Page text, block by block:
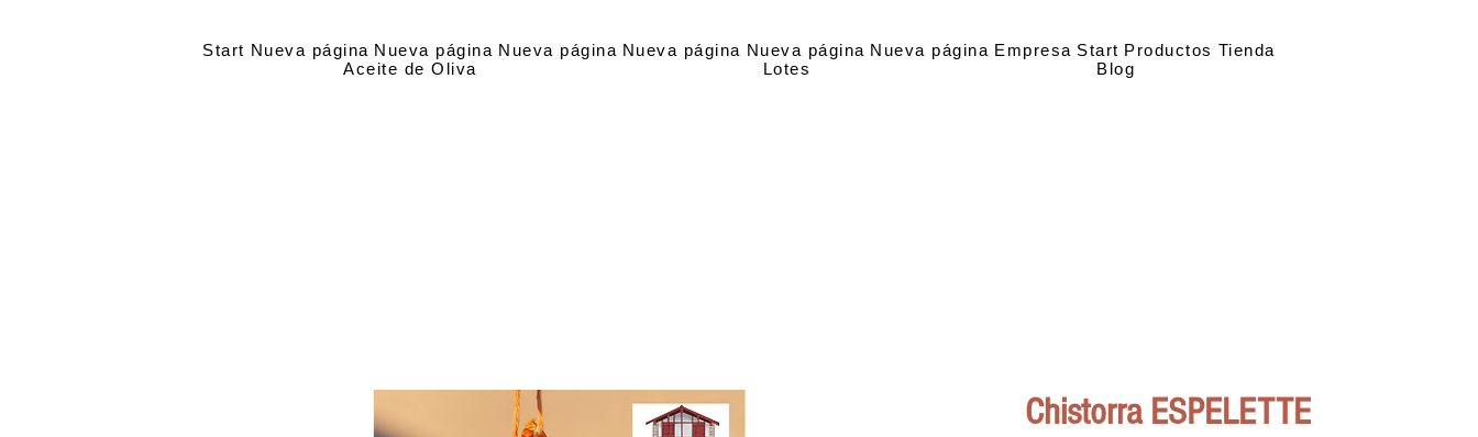
Start Nueva página Nueva página Nueva página Nueva página Nueva página Nueva página Empresa Start Productos Tienda
Aceite de Oliva
Lotes Blog
Chistorra ESPELETTE